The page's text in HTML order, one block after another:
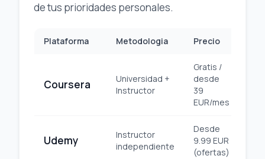
de tus prioridades personales.
Plataforma Metodologia Precio
Coursera
Universidad +
Instructor
Gratis /
desde
39
EUR/mes
Udemy
Instructor
independiente
Desde
9.99 EUR
(ofertas)